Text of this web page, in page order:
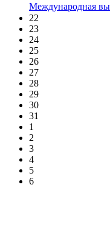
Международная
22
23
24
25
26
27
28
29
30
31
1
2
3
4
5
6